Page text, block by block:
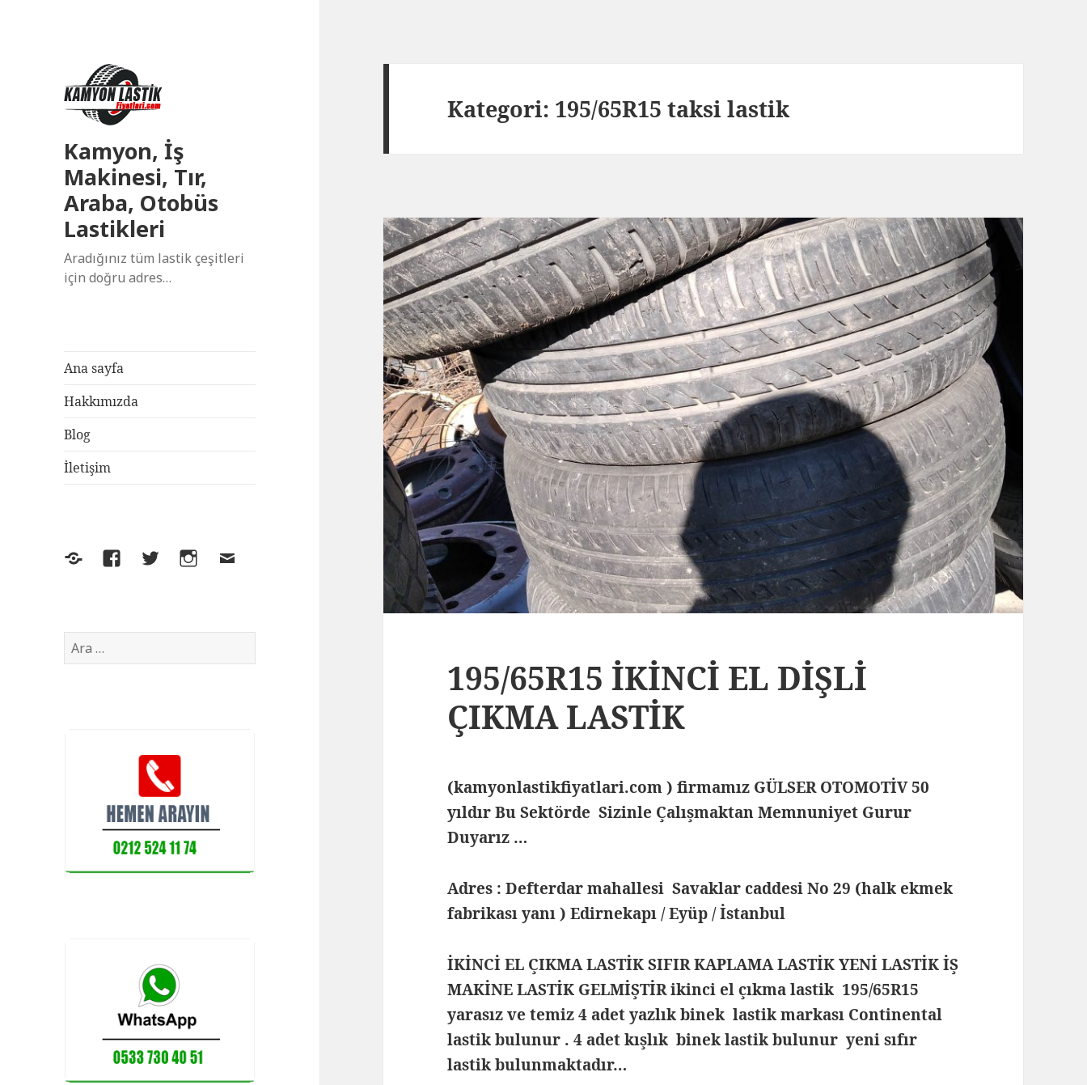
Kamyon, İş
Makinesi, Tır,
Araba, Otobüs
Lastikleri
Aradığınız tüm lastik çeşitleri
için doğru adres…
Ana sayfa
Hakkımızda
Blog
İletişim
Yelp FacebookTwitterInstagram
E-
Arama:
Kategori: 195/65R15 taksi lastik
195/65R15 İKİNCİ EL DİŞLİ
ÇIKMA LASTİK
(kamyonlastikfiyatlari.com ) firmamız GÜLSER OTOMOTİV 50
yıldır Bu Sektörde Sizinle Çalışmaktan Memnuniyet Gurur
Duyarız …
Adres : Defterdar mahallesi Savaklar caddesi No 29 (halk ekmek
fabrikası yanı ) Edirnekapı / Eyüp / İstanbul
İKİNCİ EL ÇIKMA LASTİK SIFIR KAPLAMA LASTİK YENİ LASTİK İŞ
MAKİNE LASTİK GELMİŞTİR ikinci el çıkma lastik 195/65R15
yarasız ve temiz 4 adet yazlık binek lastik markası Continental
lastik bulunur . 4 adet kışlık binek lastik bulunur yeni sıfır
lastik bulunmaktadır…